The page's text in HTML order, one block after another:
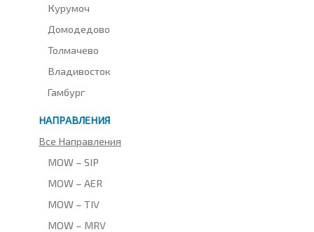
Курумоч
Домодедово
Толмачево
Владивосток
Гамбург
НАПРАВЛЕНИЯ
Все Направления
MOW – SIP
MOW – AER
MOW – TIV
MOW – MRV